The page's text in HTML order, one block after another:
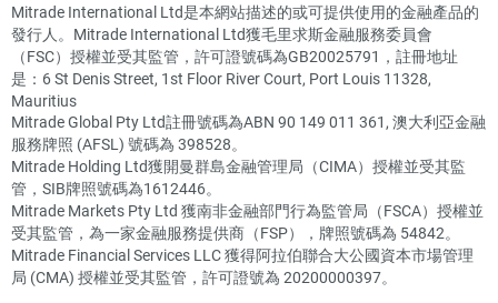
Mitrade International Ltd是本網站描述的或可提供使用的金融產品的
發行人。Mitrade International Ltd獲毛里求斯金融服務委員會
（FSC）授權並受其監管，許可證號碼為GB20025791，註冊地址
是：6 St Denis Street, 1st Floor River Court, Port Louis 11328,
Mauritius
Mitrade Global Pty Ltd註冊號碼為ABN 90 149 011 361, 澳大利亞金融
服務牌照 (AFSL) 號碼為 398528。
Mitrade Holding Ltd獲開曼群島金融管理局（CIMA）授權並受其監
管，SIB牌照號碼為1612446。
Mitrade Markets Pty Ltd 獲南非金融部門行為監管局（FSCA）授權並
受其監管，為一家金融服務提供商（FSP），牌照號碼為 54842。
Mitrade Financial Services LLC 獲得阿拉伯聯合大公國資本市場管理
局 (CMA) 授權並受其監管，許可證號為 20200000397。